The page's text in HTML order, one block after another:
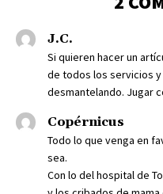
J.C.
Si quieren hacer un
de todos los servicios
desmantelando. Jugar
Copérnicus
Todo lo que venga en
sea.
Con lo del hospital de